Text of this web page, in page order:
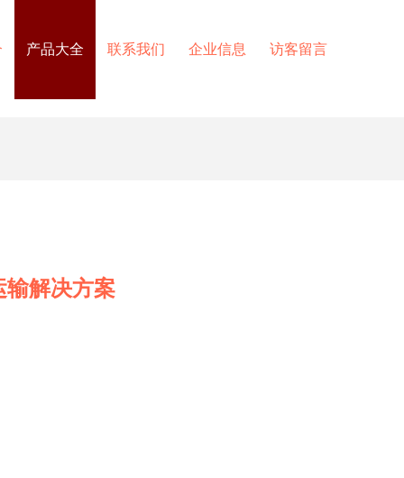
产品大全 联系我们 企业信息 访客留言
输解决方案